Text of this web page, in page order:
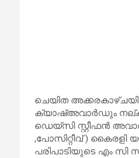
ചെയിത
ക്യാഷ്അവാർഡും നല്‌കി
ഡെയ്സി സ്റ്റീഫൻ
,പോസിറ്റീവ് )
പരിപാടിയുടെ എം സി